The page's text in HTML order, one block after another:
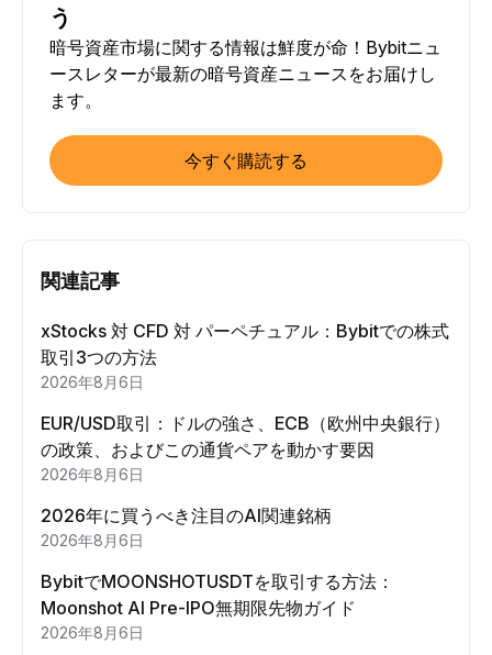
う
暗号資産市場に関する情報は鮮度が命！Bybitニュ
ースレターが最新の暗号資産ニュースをお届けし
ます。
今すぐ購読する
関連記事
xStocks 対 CFD 対 パーペチュアル：Bybitでの株式
取引3つの方法
2026年8月6日
EUR/USD取引：ドルの強さ、ECB（欧州中央銀行）
の政策、およびこの通貨ペアを動かす要因
2026年8月6日
2026年に買うべき注目のAI関連銘柄
2026年8月6日
BybitでMOONSHOTUSDTを取引する方法：
Moonshot AI Pre-IPO無期限先物ガイド
2026年8月6日